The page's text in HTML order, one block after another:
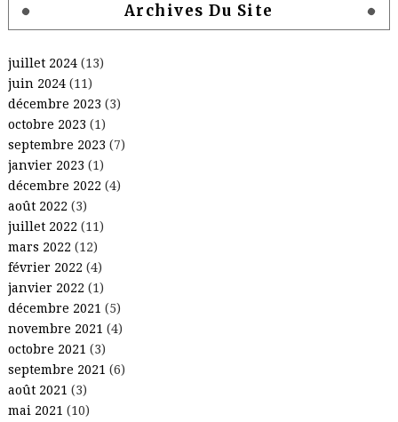
Archives Du Site
juillet 2024(13)
juin 2024(11)
décembre 2023 (3)
octobre 2023 (1)
septembre 2023 (7)
janvier 2023 (1)
décembre 2022 (4)
août 2022 (3)
juillet 2022 (11)
mars 2022 (12)
février 2022 (4)
janvier 2022 (1)
décembre 2021 (5)
novembre 2021 (4)
octobre 2021 (3)
septembre 2021 (6)
août 2021 (3)
mai 2021 (10)